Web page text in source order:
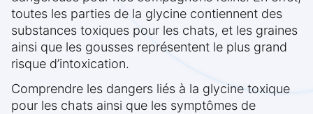
toutes les parties de la glycine contiennent des
substances toxiques pour les chats, et les graines
ainsi que les gousses représentent le plus grand
risque d’intoxication.
Comprendre les dangers liés à la glycine toxique
pour les chats ainsi que les symptômes de